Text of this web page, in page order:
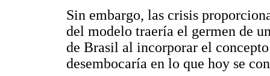
Sin embargo, las crisis
del modelo traería el germen de
de Brasil al incorporar el
desembocaría en lo que hoy se